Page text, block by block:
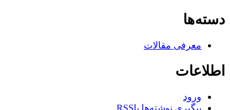
دسته‌ها
معرفی مقالات
اطلاعات
ورود